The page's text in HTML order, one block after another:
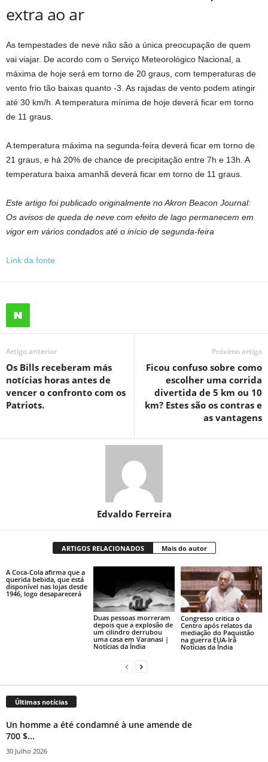
extra ao ar
As tempestades de neve não são a única preocupação de quem
vai viajar. De acordo com o Serviço Meteorológico Nacional, a
máxima de hoje será em torno de 20 graus, com temperaturas de
vento frio tão baixas quanto -3. As rajadas de vento podem atingir
até 30 km/h. A temperatura mínima de hoje deverá ficar em torno
de 11 graus.
A temperatura máxima na segunda-feira deverá ficar em torno de
21 graus, e há 20% de chance de precipitação entre 7h e 13h. A
temperatura baixa amanhã deverá ficar em torno de 11 graus.
Este artigo foi publicado originalmente no Akron Beacon Journal:
Os avisos de queda de neve com efeito de lago permanecem em
vigor em vários condados até o início de segunda-feira
Link da fonte
Artigo anterior
Os Bills receberam más
notícias horas antes de
vencer o confronto com os
Patriots.
Próximo artigo
Ficou confuso sobre como
escolher uma corrida
divertida de 5 km ou 10
km? Estes são os contras e
as vantagens
Edvaldo Ferreira
ARTIGOS RELACIONADOS Mais do autor
A Coca-Cola afirma que a
querida bebida, que está
disponível nas lojas desde
1946, logo desaparecerá
Duas pessoas morreram
depois que a explosão de
um cilindro derrubou
uma casa em Varanasi |
Notícias da Índia
Congresso critica o
Centro após relatos da
mediação do Paquistão
na guerra EUA-Irã
Notícias da Índia
Últimas notícias
Un homme a été condamné à une amende de
700 $...
30 Julho 2026